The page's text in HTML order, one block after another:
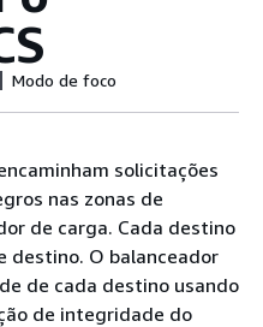
Modo de foco
solicitações
nas zonas de
de carga. Cada destino
destino. O balanceador
de cada destino usando
de integridade do